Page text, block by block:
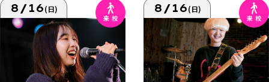
8/16(日) 8/16(日)